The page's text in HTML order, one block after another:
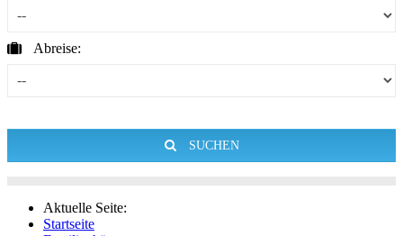
Abreise:
SUCHEN
Aktuelle Seite:
Startseite